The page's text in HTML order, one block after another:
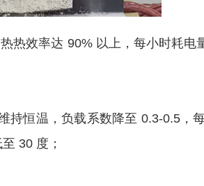
效率达 90% 以上，每小时耗电
恒温，负载系数降至 0.3-0.5，
30 度；